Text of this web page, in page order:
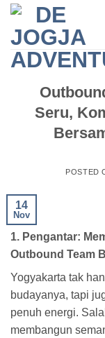
Skip
content
Seru,
POSTED
14
Nov
1. Pengantar:
Outbound Team
Yogyakarta tak
budayanya, tapi
penuh energi.
membangun